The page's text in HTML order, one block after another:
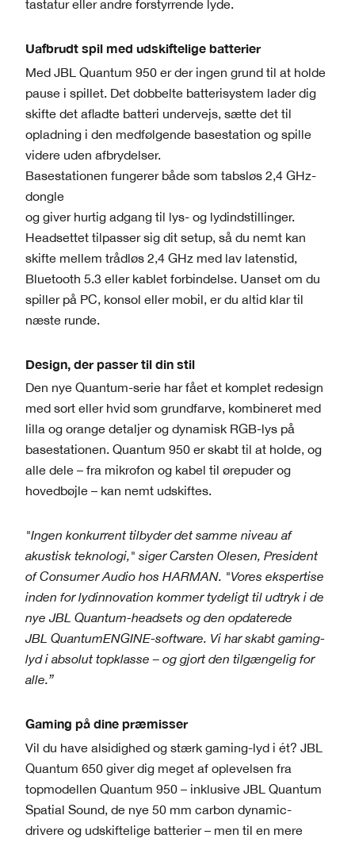
tastatur eller andre forstyrrende lyde.
Uafbrudt spil med udskiftelige batterier
Med JBL Quantum 950 er der ingen grund til at holde
pause i spillet. Det dobbelte batterisystem lader dig
skifte det afladte batteri undervejs, sætte det til
opladning i den medfølgende basestation og spille
videre uden afbrydelser.
Basestationen fungerer både som tabsløs 2,4 GHz-
dongle
og giver hurtig adgang til lys- og lydindstillinger.
Headsettet tilpasser sig dit setup, så du nemt kan
skifte mellem trådløs 2,4 GHz med lav latenstid,
Bluetooth 5.3 eller kablet forbindelse. Uanset om du
spiller på PC, konsol eller mobil, er du altid klar til
næste runde.
Design, der passer til din stil
Den nye Quantum-serie har fået et komplet redesign
med sort eller hvid som grundfarve, kombineret med
lilla og orange detaljer og dynamisk RGB-lys på
basestationen. Quantum 950 er skabt til at holde, og
alle dele – fra mikrofon og kabel til ørepuder og
hovedbøjle – kan nemt udskiftes.
"Ingen konkurrent tilbyder det samme niveau af
akustisk teknologi," siger Carsten Olesen, President
of Consumer Audio hos HARMAN. "Vores ekspertise
inden for lydinnovation kommer tydeligt til udtryk i de
nye JBL Quantum-headsets og den opdaterede
JBL QuantumENGINE-software. Vi har skabt gaming-
lyd i absolut topklasse – og gjort den tilgængelig for
alle.”
Gaming på dine præmisser
Vil du have alsidighed og stærk gaming-lyd i ét? JBL
Quantum 650 giver dig meget af oplevelsen fra
topmodellen Quantum 950 – inklusive JBL Quantum
Spatial Sound, de nye 50 mm carbon dynamic-
drivere og udskiftelige batterier – men til en mere